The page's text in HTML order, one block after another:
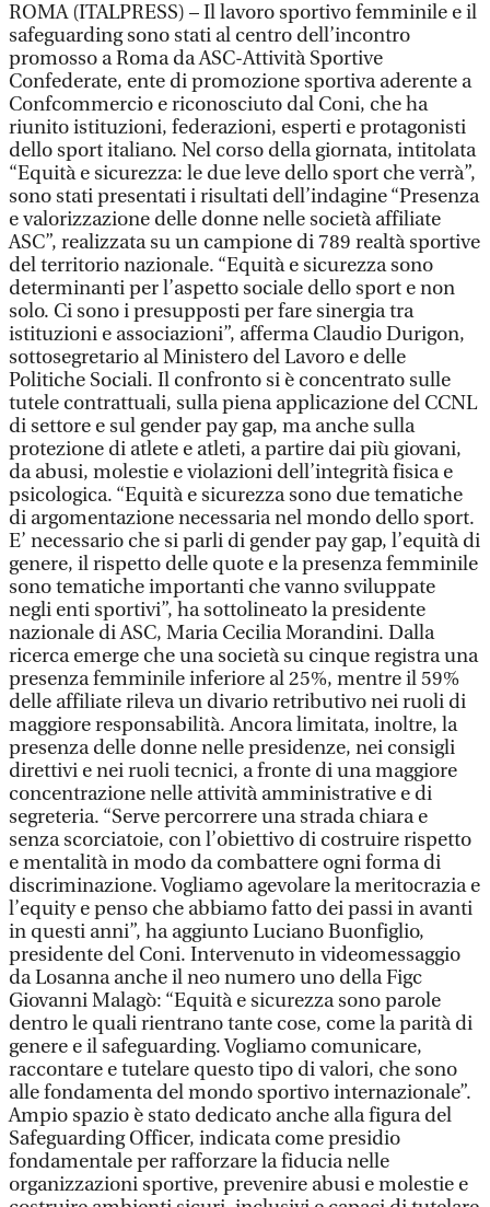
ROMA (ITALPRESS) – Il lavoro sportivo femminile e il
safeguarding sono stati al centro dell’incontro
promosso a Roma da ASC-Attività Sportive
Confederate, ente di promozione sportiva aderente a
Confcommercio e riconosciuto dal Coni, che ha
riunito istituzioni, federazioni, esperti e protagonisti
dello sport italiano. Nel corso della giornata, intitolata
“Equità e sicurezza: le due leve dello sport che verrà”,
sono stati presentati i risultati dell’indagine “Presenza
e valorizzazione delle donne nelle società affiliate
ASC”, realizzata su un campione di 789 realtà sportive
del territorio nazionale. “Equità e sicurezza sono
determinanti per l’aspetto sociale dello sport e non
solo. Ci sono i presupposti per fare sinergia tra
istituzioni e associazioni”, afferma Claudio Durigon,
sottosegretario al Ministero del Lavoro e delle
Politiche Sociali. Il confronto si è concentrato sulle
tutele contrattuali, sulla piena applicazione del CCNL
di settore e sul gender pay gap, ma anche sulla
protezione di atlete e atleti, a partire dai più giovani,
da abusi, molestie e violazioni dell’integrità fisica e
psicologica. “Equità e sicurezza sono due tematiche
di argomentazione necessaria nel mondo dello sport.
E’ necessario che si parli di gender pay gap, l’equità di
genere, il rispetto delle quote e la presenza femminile
sono tematiche importanti che vanno sviluppate
negli enti sportivi”, ha sottolineato la presidente
nazionale di ASC, Maria Cecilia Morandini. Dalla
ricerca emerge che una società su cinque registra una
presenza femminile inferiore al 25%, mentre il 59%
delle affiliate rileva un divario retributivo nei ruoli di
maggiore responsabilità. Ancora limitata, inoltre, la
presenza delle donne nelle presidenze, nei consigli
direttivi e nei ruoli tecnici, a fronte di una maggiore
concentrazione nelle attività amministrative e di
segreteria. “Serve percorrere una strada chiara e
senza scorciatoie, con l’obiettivo di costruire rispetto
e mentalità in modo da combattere ogni forma di
discriminazione. Vogliamo agevolare la meritocrazia e
l’equity e penso che abbiamo fatto dei passi in avanti
in questi anni”, ha aggiunto Luciano Buonfiglio,
presidente del Coni. Intervenuto in videomessaggio
da Losanna anche il neo numero uno della Figc
Giovanni Malagò: “Equità e sicurezza sono parole
dentro le quali rientrano tante cose, come la parità di
genere e il safeguarding. Vogliamo comunicare,
raccontare e tutelare questo tipo di valori, che sono
alle fondamenta del mondo sportivo internazionale”.
Ampio spazio è stato dedicato anche alla figura del
Safeguarding Officer, indicata come presidio
fondamentale per rafforzare la fiducia nelle
organizzazioni sportive, prevenire abusi e molestie e